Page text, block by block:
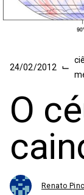
24/02/2012 ⌙
O
Renato